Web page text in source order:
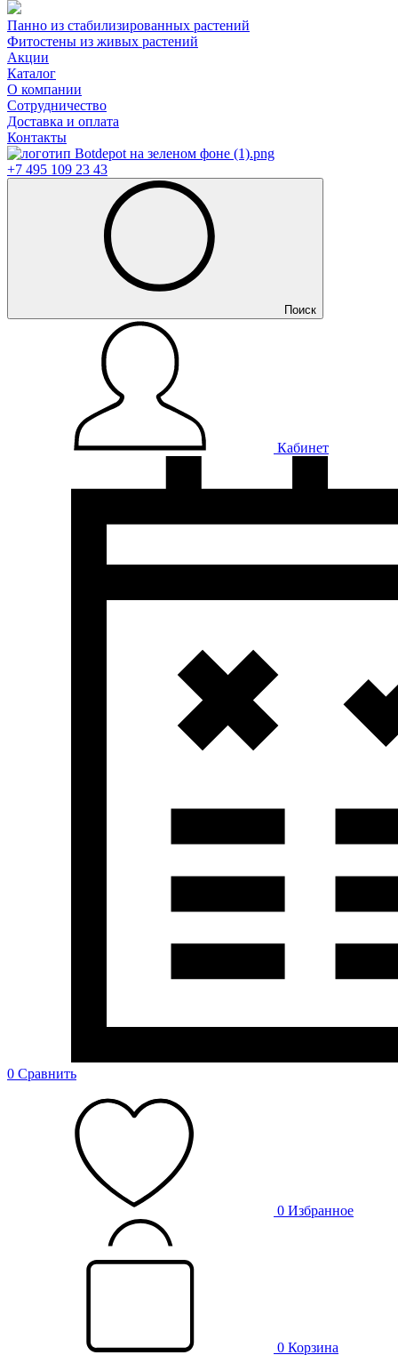
Панно из стабилизированных растений
Фитостены из живых растений
Акции
Каталог
О компании
Сотрудничество
Доставка и оплата
Контакты
+7 495 109 23 43
Поиск
Кабинет
0 Сравнить
0 Избранное
0 Корзина